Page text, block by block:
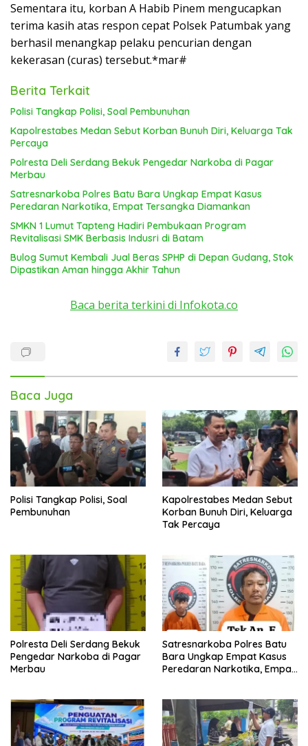
Sementara itu, korban A Habib Pinem mengucapkan
terima kasih atas respon cepat Polsek Patumbak yang
berhasil menangkap pelaku pencurian dengan
kekerasan (curas) tersebut.*mar#
Berita Terkait
Polisi Tangkap Polisi, Soal Pembunuhan
Kapolrestabes Medan Sebut Korban Bunuh Diri, Keluarga Tak
Percaya
Polresta Deli Serdang Bekuk Pengedar Narkoba di Pagar
Merbau
Satresnarkoba Polres Batu Bara Ungkap Empat Kasus
Peredaran Narkotika, Empat Tersangka Diamankan
SMKN 1 Lumut Tapteng Hadiri Pembukaan Program
Revitalisasi SMK Berbasis Indusri di Batam
Bulog Sumut Kembali Jual Beras SPHP di Depan Gudang, Stok
Dipastikan Aman hingga Akhir Tahun
Baca berita terkini di Infokota.co
Baca Juga
Polisi Tangkap Polisi, Soal
Pembunuhan
Kapolrestabes Medan Sebut
Korban Bunuh Diri, Keluarga
Tak Percaya
Polresta Deli Serdang Bekuk
Pengedar Narkoba di Pagar
Merbau
Satresnarkoba Polres Batu
Bara Ungkap Empat Kasus
Peredaran Narkotika, Empat